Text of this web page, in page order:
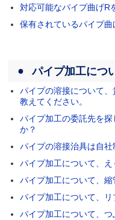
対応可能なパイプ曲げR
保有されているパイプ曲
パイプ加工につ
パイプの溶接について
教えてください。
パイプ加工の委託先を
か？
パイプの溶接治具は自社
パイプ加工について、
パイプ加工について、
パイプ加工について、
パイプ加工について、